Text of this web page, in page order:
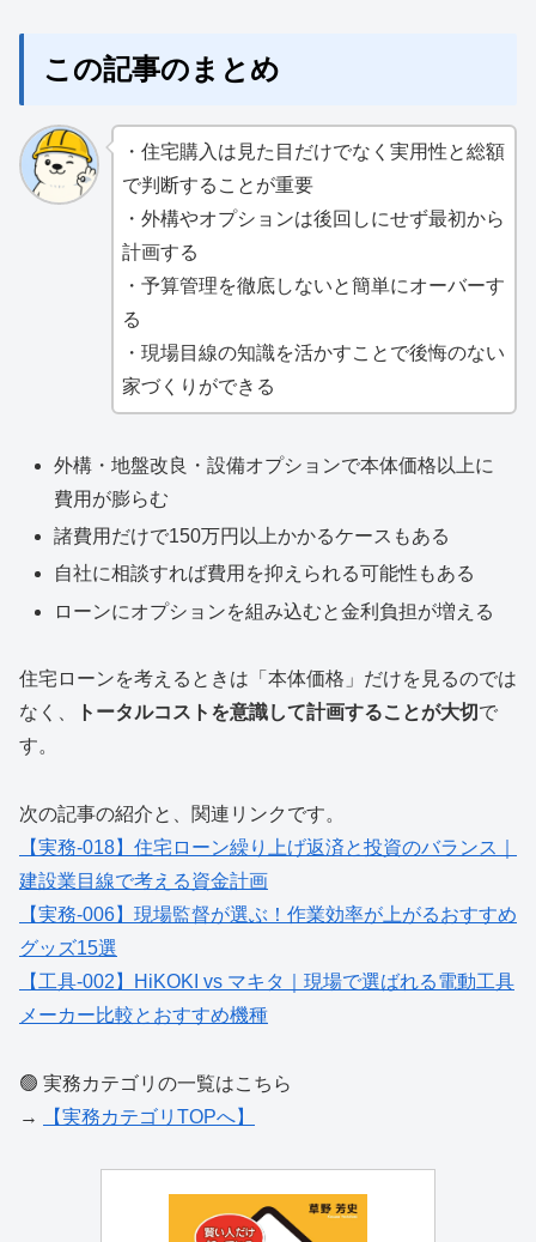
この記事のまとめ
・住宅購入は見た目だけでなく実用性と総額
で判断することが重要
・外構やオプションは後回しにせず最初から
計画する
・予算管理を徹底しないと簡単にオーバーす
る
・現場目線の知識を活かすことで後悔のない
家づくりができる
外構・地盤改良・設備オプションで本体価格以上に
費用が膨らむ
諸費用だけで150万円以上かかるケースもある
自社に相談すれば費用を抑えられる可能性もある
ローンにオプションを組み込むと金利負担が増える
住宅ローンを考えるときは「本体価格」だけを見るのでは
なく、
トータルコストを意識して計画することが大切 で
す。
次の記事の紹介と、関連リンクです。
【実務-018】住宅ローン繰り上げ返済と投資のバランス｜
建設業目線で考える資金計画
【実務-006】現場監督が選ぶ！作業効率が上がるおすすめ
グッズ15選
【工具-002】HiKOKI vs マキタ｜現場で選ばれる電動工具
メーカー比較とおすすめ機種
🟢 実務カテゴリの一覧はこちら
→
【実務カテゴリTOPへ】